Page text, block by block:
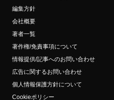
編集方針
会社概要
著者一覧
著作権/免責事項について
情報提供/記事へのお問い合わせ
広告に関するお問い合わせ
個人情報保護方針について
Cookieポリシー